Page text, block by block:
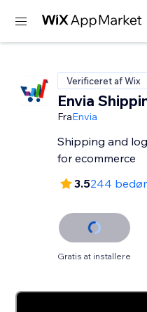
Verificeret af Wix
Envia
FraEnvia
Shipping and
for ecommerce
3.5244
Gratis at installere